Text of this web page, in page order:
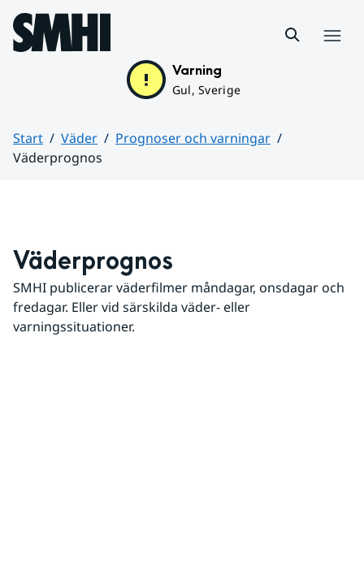
Hoppa till sidans innehåll
Varning
Gul, Sverige
Start Väder
Prognoser och varningar
Väderprognos
Väderprognos
SMHI publicerar väderfilmer måndagar, onsdagar och
fredagar. Eller vid särskilda väder- eller
varningssituationer.